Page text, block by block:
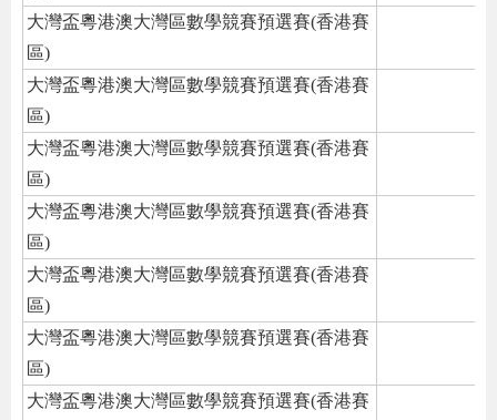
大灣盃粵港澳大灣區數學競賽預選賽(香港賽
區)
大灣盃粵港澳大灣區數學競賽預選賽(香港賽
區)
大灣盃粵港澳大灣區數學競賽預選賽(香港賽
區)
大灣盃粵港澳大灣區數學競賽預選賽(香港賽
區)
大灣盃粵港澳大灣區數學競賽預選賽(香港賽
區)
大灣盃粵港澳大灣區數學競賽預選賽(香港賽
區)
大灣盃粵港澳大灣區數學競賽預選賽(香港賽